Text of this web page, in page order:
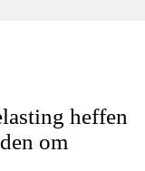
heffen
om